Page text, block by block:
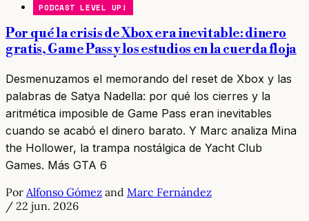
PODCAST LEVEL UP!
Por qué la crisis de Xbox era inevitable: dinero
gratis, Game Pass y los estudios en la cuerda floja
Desmenuzamos el memorando del reset de Xbox y las
palabras de Satya Nadella: por qué los cierres y la
aritmética imposible de Game Pass eran inevitables
cuando se acabó el dinero barato. Y Marc analiza Mina
the Hollower, la trampa nostálgica de Yacht Club
Games. Más GTA 6
Por Alfonso Gómez and Marc Fernández
/ 22 jun. 2026